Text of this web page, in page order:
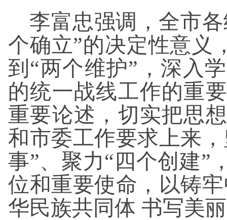
李富忠强调，全市
个确立”的决定性意义
到“两个维护”，深入
的统一战线工作的重
重要论述，切实把思
和市委工作要求上来
事”、聚力“四个创建”
位和重要使命，以铸
华民族共同体 书写美